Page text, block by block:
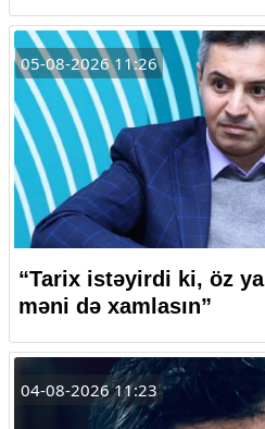
05-08-2026 11:26
“Tarix istəyirdi ki, öz
məni də xamlasın”
04-08-2026 11:23